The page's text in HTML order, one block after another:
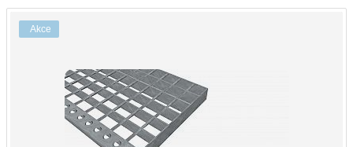
Akce